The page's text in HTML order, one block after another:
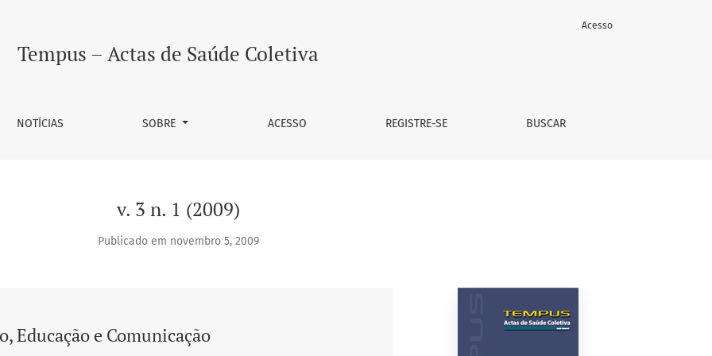
Tempus – Actas de Saúde Coletiva
NOTÍCIAS SOBRE ACESSO REGISTRE-SE BUSCAR
Acesso
v. 3 n. 1 (2009)
Publicado em novembro 5, 2009
Educação e Comunicação